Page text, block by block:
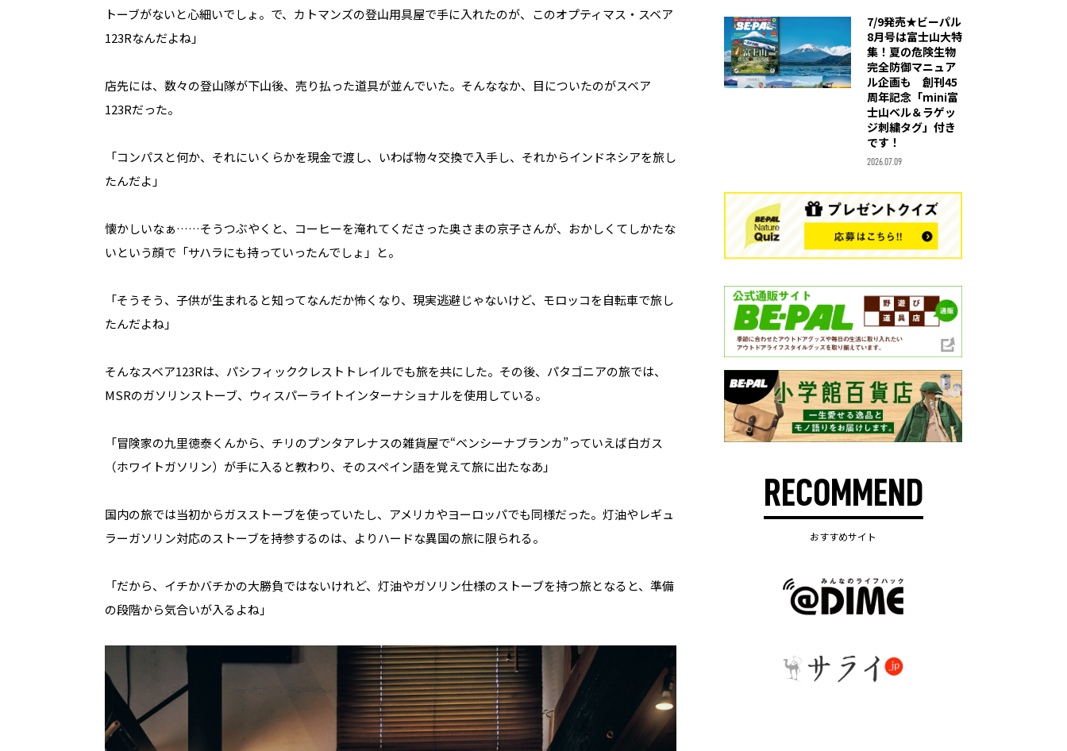
トーブがないと心細いでしょ。で、カトマンズの登山用具屋で手に入れたのが、このオプティマス・スベア
123Rなんだよね」
店先には、数々の登山隊が下山後、売り払った道具が並んでいた。そんななか、目についたのがスベア
123Rだった。
「コンパスと何か、それにいくらかを現金で渡し、いわば物々交換で入手し、それからインドネシアを旅し
たんだよ」
懐かしいなぁ……そうつぶやくと、コーヒーを淹れてくださった奥さまの京子さんが、おかしくてしかたな
いという顔で「サハラにも持っていったんでしょ」と。
「そうそう、子供が生まれると知ってなんだか怖くなり、現実逃避じゃないけど、モロッコを自転車で旅し
たんだよね」
そんなスベア123Rは、パシフィッククレストトレイルでも旅を共にした。その後、パタゴニアの旅では、
MSRのガソリンストーブ、ウィスパーライトインターナショナルを使用している。
「冒険家の九里徳泰くんから、チリのプンタアレナスの雑貨屋で“ベンシーナブランカ”っていえば白ガス
（ホワイトガソリン）が手に入ると教わり、そのスペイン語を覚えて旅に出たなあ」
国内の旅では当初からガスストーブを使っていたし、アメリカやヨーロッパでも同様だった。灯油やレギュ
ラーガソリン対応のストーブを持参するのは、よりハードな異国の旅に限られる。
「だから、イチかバチかの大勝負ではないけれど、灯油やガソリン仕様のストーブを持つ旅となると、準備
の段階から気合いが入るよね」
7/9発売★ビーパル
8月号は富士山大特
集！夏の危険生物
完全防御マニュア
ル企画も 創刊45
周年記念「mini富
士山ベル＆ラゲッ
ジ刺繍タグ」付き
です！
2026.07.09
RECOMMEND
おすすめサイト